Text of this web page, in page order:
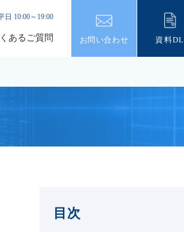
あるご質問
日 10:00～19:00
お問い合わせ 資料DL
目次